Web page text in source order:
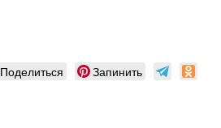
Поделиться Запинить